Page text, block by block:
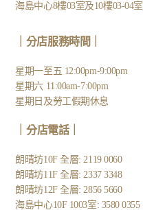
海島中心8樓03室及10樓03-04室
｜分店服務時間｜
星期一至五 12:00pm-9:00pm
星期六 11:00am-7:00pm
星期日及勞工假期休息
分店電話｜
朗晴坊10F 全層: 2119 0060
朗晴坊11F 全層: 2337 3348
朗晴坊12F 全層: 2856 5660
海島中心10F 1003室: 3580 0355